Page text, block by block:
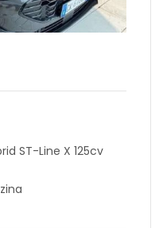
ST-Line X 125cv